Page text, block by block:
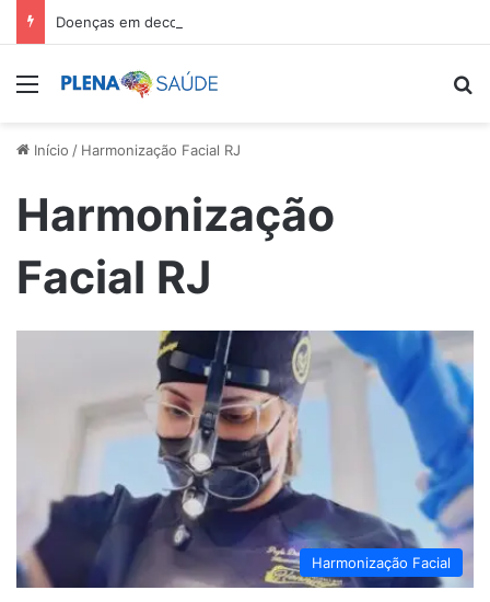
Menu
Início / Harmonização Facial RJ
Harmonização
Facial RJ
Harmonização Facial